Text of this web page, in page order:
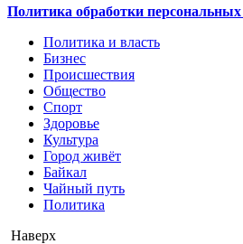
Политика обработки
Политика и власть
Бизнес
Происшествия
Общество
Cпорт
Здоровье
Культура
Город живёт
Байкал
Чайный путь
Политика
Наверх